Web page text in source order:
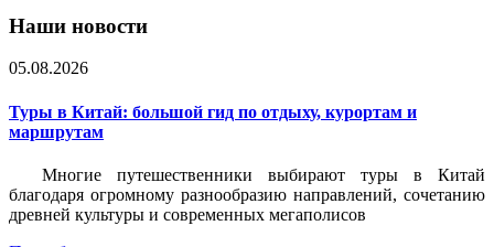
Наши новости
05.08.2026
Туры в Китай: большой гид по отдыху, курортам и
маршрутам
Многие путешественники выбирают туры в Китай
благодаря огромному разнообразию направлений, сочетанию
древней культуры и современных мегаполисов